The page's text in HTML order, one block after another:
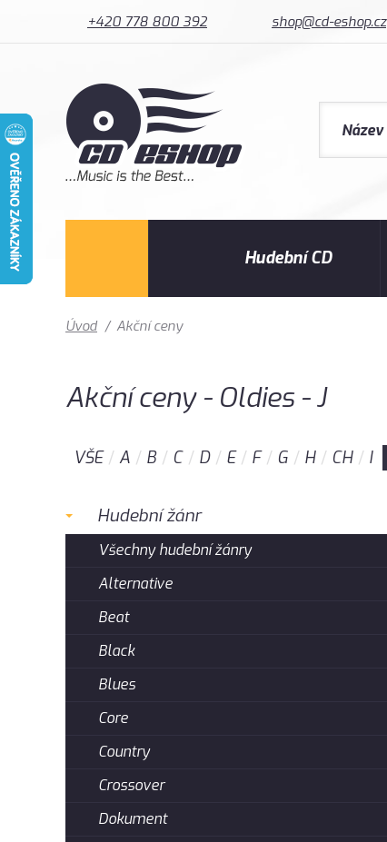
+420 778 800 392 shop@cd-eshop.cz
Hudební CD
Úvod / Akční ceny
Akční ceny - Oldies - J
VŠE A B C D E F G H CH I
Hudební žánr
Všechny hudební žánry
Alternative
Beat
Black
Blues
Core
Country
Crossover
Dokument